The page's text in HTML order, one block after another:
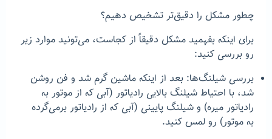
چطور مشکل را دقیق‌تر تشخیص دهیم؟
برای اینکه بفهمید مشکل دقیقاً از کجاست، می‌تونید موارد زیر
رو بررسی کنید:
بررسی شیلنگ‌ها: بعد از اینکه ماشین گرم شد و فن روشن
شد، با احتیاط شیلنگ بالایی رادیاتور (آبی که از موتور به
رادیاتور میره) و شیلنگ پایینی (آبی که از رادیاتور برمی‌گرده
به موتور) رو لمس کنید.